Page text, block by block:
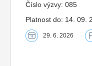
Číslo výzvy: 085
Platnost do: 14. 09.
29. 6. 2026